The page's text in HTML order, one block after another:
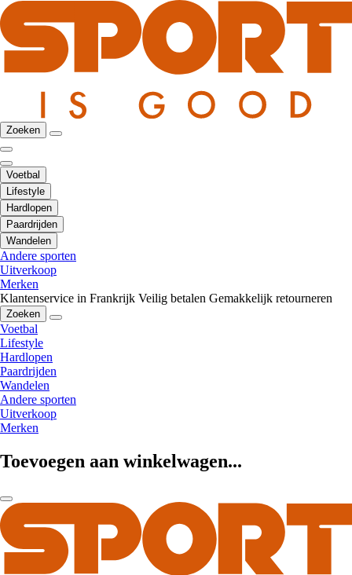
Zoeken
Voetbal
Lifestyle
Hardlopen
Paardrijden
Wandelen
Andere sporten
Uitverkoop
Merken
Klantenservice in Frankrijk Veilig betalen Gemakkelijk retourneren
Zoeken
Voetbal
Lifestyle
Hardlopen
Paardrijden
Wandelen
Andere sporten
Uitverkoop
Merken
Toevoegen aan winkelwagen...